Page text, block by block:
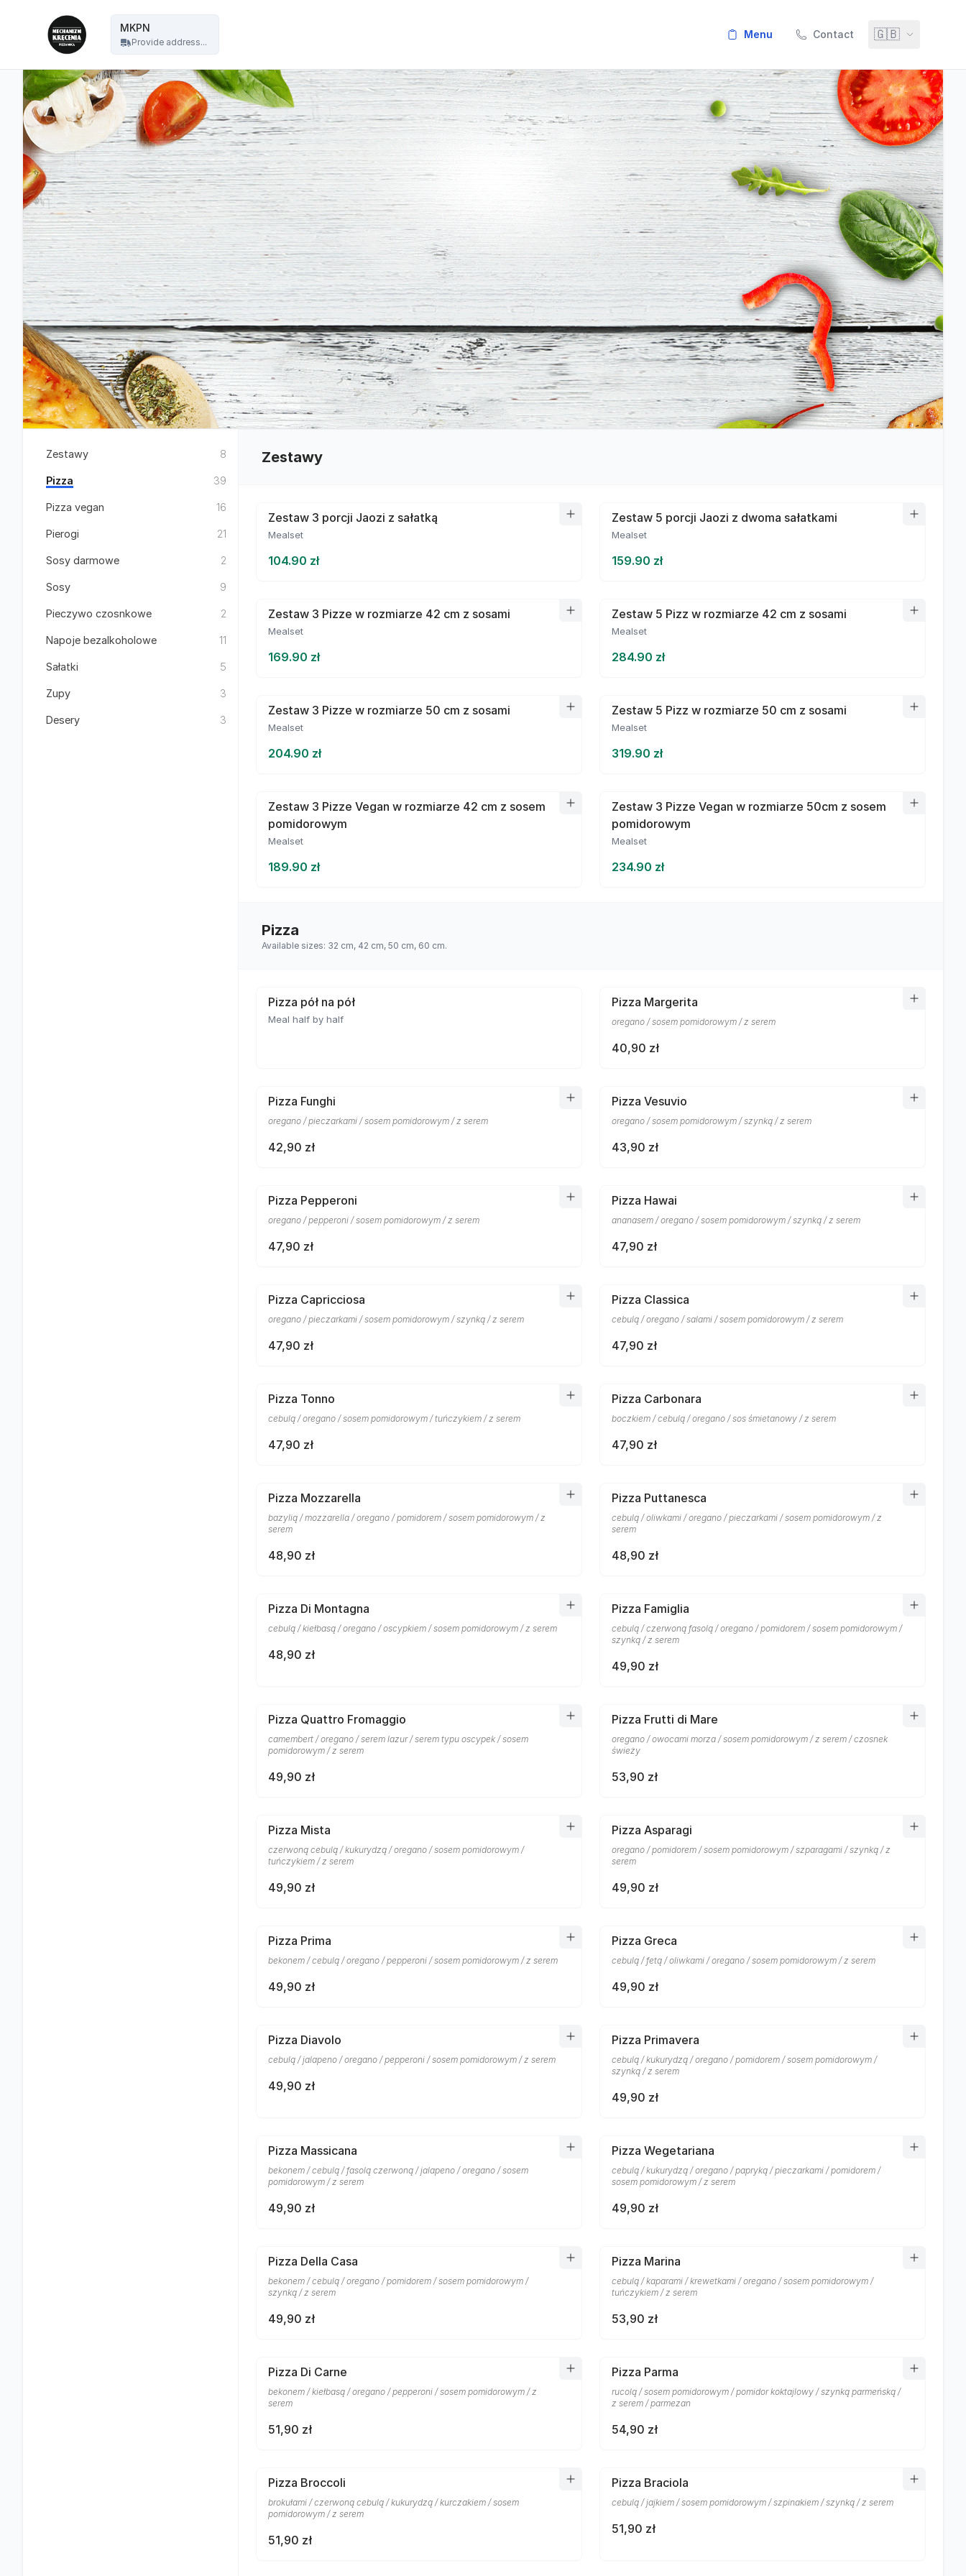
MKPN
Provide address...
menu Contact 🇬🇧
Zestawy 8
Pizza 39
Pizza vegan 16
Pierogi 21
Sosy darmowe 2
Sosy 9
Pieczywo czosnkowe 2
Napoje bezalkoholowe 11
Sałatki 5
Zupy 3
Desery 3
Zestawy
Zestaw 3 porcji Jaozi z sałatką
Mealset
104.90 zł
Zestaw 5 porcji Jaozi z dwoma sałatkami
Mealset
159.90 zł
Zestaw 3 Pizze w rozmiarze 42 cm z sosami
Mealset
169.90 zł
Zestaw 5 Pizz w rozmiarze 42 cm z sosami
Mealset
284.90 zł
Zestaw 3 Pizze w rozmiarze 50 cm z sosami
Mealset
204.90 zł
Zestaw 5 Pizz w rozmiarze 50 cm z sosami
Mealset
319.90 zł
Zestaw 3 Pizze Vegan w rozmiarze 42 cm z sosem
pomidorowym
Mealset
189.90 zł
Zestaw 3 Pizze Vegan w rozmiarze 50cm z sosem
pomidorowym
Mealset
234.90 zł
Pizza
Available sizes: 32 cm, 42 cm, 50 cm, 60 cm.
Pizza pół na pół
Meal half by half
Pizza Margerita
oregano / sosem pomidorowym / z serem
40,90 zł
Pizza Funghi
oregano / pieczarkami / sosem pomidorowym / z serem
42,90 zł
Pizza Vesuvio
oregano / sosem pomidorowym / szynką / z serem
43,90 zł
Pizza Pepperoni
oregano / pepperoni / sosem pomidorowym / z serem
47,90 zł
Pizza Hawai
ananasem / oregano / sosem pomidorowym / szynką / z serem
47,90 zł
Pizza Capricciosa
oregano / pieczarkami / sosem pomidorowym / szynką / z serem
47,90 zł
Pizza Classica
cebulą / oregano / salami / sosem pomidorowym / z serem
47,90 zł
Pizza Tonno
cebulą / oregano / sosem pomidorowym / tuńczykiem / z serem
47,90 zł
Pizza Carbonara
boczkiem / cebulą / oregano / sos śmietanowy / z serem
47,90 zł
Pizza Mozzarella
bazylią / mozzarella / oregano / pomidorem / sosem pomidorowym / z
serem
48,90 zł
Pizza Puttanesca
cebulą / oliwkami / oregano / pieczarkami / sosem pomidorowym / z
serem
48,90 zł
Pizza Di Montagna
cebulą / kiełbasą / oregano / oscypkiem / sosem pomidorowym / z serem
48,90 zł
Pizza Famiglia
cebulą / czerwoną fasolą / oregano / pomidorem / sosem pomidorowym /
szynką / z serem
49,90 zł
Pizza Quattro Fromaggio
camembert / oregano / serem lazur / serem typu oscypek / sosem
pomidorowym / z serem
49,90 zł
Pizza Frutti di Mare
oregano / owocami morza / sosem pomidorowym / z serem / czosnek
świeży
53,90 zł
Pizza Mista
czerwoną cebulą / kukurydzą / oregano / sosem pomidorowym /
tuńczykiem / z serem
49,90 zł
Pizza Asparagi
oregano / pomidorem / sosem pomidorowym / szparagami / szynką / z
serem
49,90 zł
Pizza Prima
bekonem / cebulą / oregano / pepperoni / sosem pomidorowym / z serem
49,90 zł
Pizza Greca
cebulą / fetą / oliwkami / oregano / sosem pomidorowym / z serem
49,90 zł
Pizza Diavolo
cebulą / jalapeno / oregano / pepperoni / sosem pomidorowym / z serem
49,90 zł
Pizza Primavera
cebulą / kukurydzą / oregano / pomidorem / sosem pomidorowym /
szynką / z serem
49,90 zł
Pizza Massicana
bekonem / cebulą / fasolą czerwoną / jalapeno / oregano / sosem
pomidorowym / z serem
49,90 zł
Pizza Wegetariana
cebulą / kukurydzą / oregano / papryką / pieczarkami / pomidorem /
sosem pomidorowym / z serem
49,90 zł
Pizza Della Casa
bekonem / cebulą / oregano / pomidorem / sosem pomidorowym /
szynką / z serem
49,90 zł
Pizza Marina
cebulą / kaparami / krewetkami / oregano / sosem pomidorowym /
tuńczykiem / z serem
53,90 zł
Pizza Di Carne
bekonem / kiełbasą / oregano / pepperoni / sosem pomidorowym / z
serem
51,90 zł
Pizza Parma
rucolą / sosem pomidorowym / pomidor koktajlowy / szynką parmeńską /
z serem / parmezan
54,90 zł
Pizza Broccoli
brokułami / czerwoną cebulą / kukurydzą / kurczakiem / sosem
pomidorowym / z serem
51,90 zł
Pizza Braciola
cebulą / jajkiem / sosem pomidorowym / szpinakiem / szynką / z serem
51,90 zł